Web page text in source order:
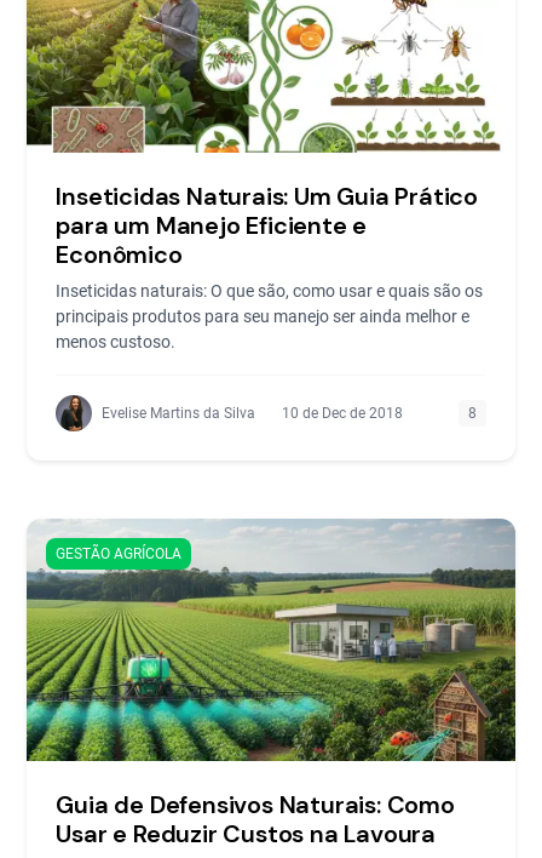
Inseticidas Naturais: Um Guia Prático
para um Manejo Eficiente e
Econômico
Inseticidas naturais: O que são, como usar e quais são os
principais produtos para seu manejo ser ainda melhor e
menos custoso.
Evelise Martins da Silva 10 de Dec de 2018 8
GESTÃO AGRÍCOLA
Guia de Defensivos Naturais: Como
Usar e Reduzir Custos na Lavoura